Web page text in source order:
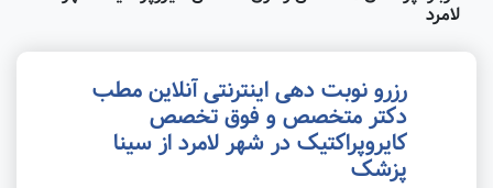
لامرد
رزرو نوبت دهی اینترنتی آنلاین مطب
دکتر متخصص و فوق تخصص
کایروپراکتیک در شهر لامرد از سینا
پزشک